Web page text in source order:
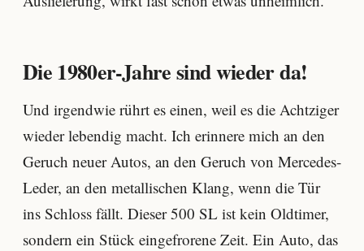
Die 1980er-Jahre sind wieder da!
Und irgendwie rührt es einen, weil es die Achtziger
wieder lebendig macht. Ich erinnere mich an den
Geruch neuer Autos, an den Geruch von Mercedes-
Leder, an den metallischen Klang, wenn die Tür
ins Schloss fällt. Dieser 500 SL ist kein Oldtimer,
sondern ein Stück eingefrorene Zeit. Ein Auto, das